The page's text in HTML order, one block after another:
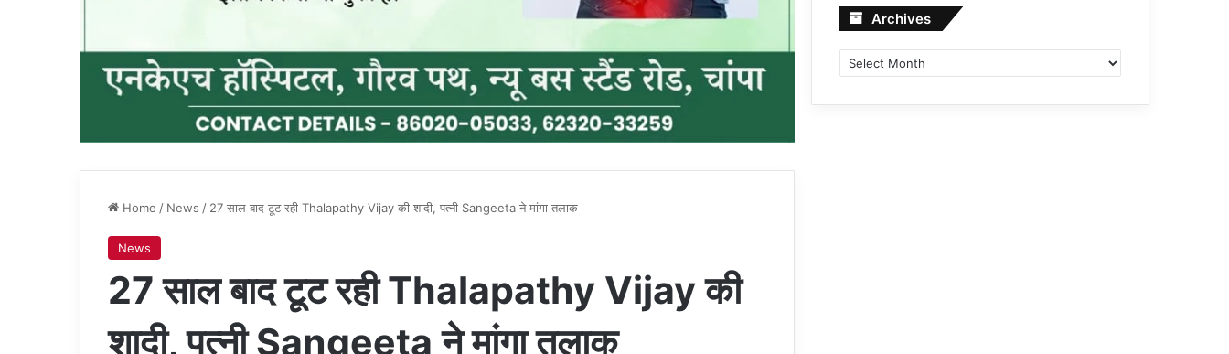
Home / News / 27 साल बाद टूट रही Thalapathy Vijay की शादी, पत्नी Sangeeta ने मांगा तलाक
News
27 साल बाद टूट रही Thalapathy Vijay की
शादी, पत्नी Sangeeta ने मांगा तलाक
Archives Archives